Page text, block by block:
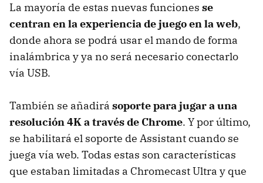
La mayoría de estas nuevas funciones se
centran en la experiencia de juego en la web,
donde ahora se podrá usar el mando de forma
inalámbrica y ya no será necesario conectarlo
vía USB.
También se añadirá soporte para jugar a una
resolución 4K a través de Chrome. Y por último,
se habilitará el soporte de Assistant cuando se
juega vía web. Todas estas son características
que estaban limitadas a Chromecast Ultra y que